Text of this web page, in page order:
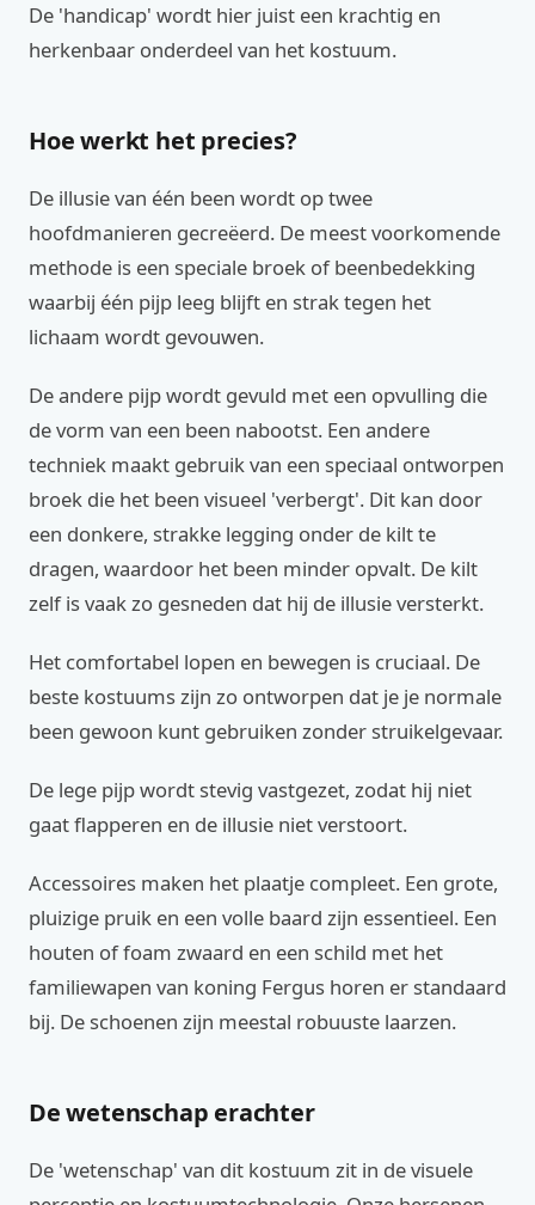
De 'handicap' wordt hier juist een krachtig en
herkenbaar onderdeel van het kostuum.
Hoe werkt het precies?
De illusie van één been wordt op twee
hoofdmanieren gecreëerd. De meest voorkomende
methode is een speciale broek of beenbedekking
waarbij één pijp leeg blijft en strak tegen het
lichaam wordt gevouwen.
De andere pijp wordt gevuld met een opvulling die
de vorm van een been nabootst. Een andere
techniek maakt gebruik van een speciaal ontworpen
broek die het been visueel 'verbergt'. Dit kan door
een donkere, strakke legging onder de kilt te
dragen, waardoor het been minder opvalt. De kilt
zelf is vaak zo gesneden dat hij de illusie versterkt.
Het comfortabel lopen en bewegen is cruciaal. De
beste kostuums zijn zo ontworpen dat je je normale
been gewoon kunt gebruiken zonder struikelgevaar.
De lege pijp wordt stevig vastgezet, zodat hij niet
gaat flapperen en de illusie niet verstoort.
Accessoires maken het plaatje compleet. Een grote,
pluizige pruik en een volle baard zijn essentieel. Een
houten of foam zwaard en een schild met het
familiewapen van koning Fergus horen er standaard
bij. De schoenen zijn meestal robuuste laarzen.
De wetenschap erachter
De 'wetenschap' van dit kostuum zit in de visuele